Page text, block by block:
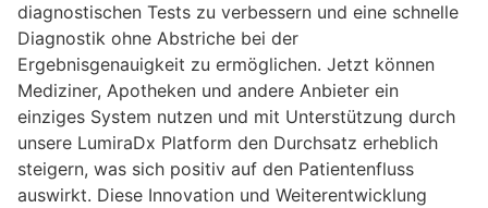
diagnostischen Tests zu verbessern und eine schnelle
Diagnostik ohne Abstriche bei der
Ergebnisgenauigkeit zu ermöglichen. Jetzt können
Mediziner, Apotheken und andere Anbieter ein
einziges System nutzen und mit Unterstützung durch
unsere LumiraDx Platform den Durchsatz erheblich
steigern, was sich positiv auf den Patientenfluss
auswirkt. Diese Innovation und Weiterentwicklung